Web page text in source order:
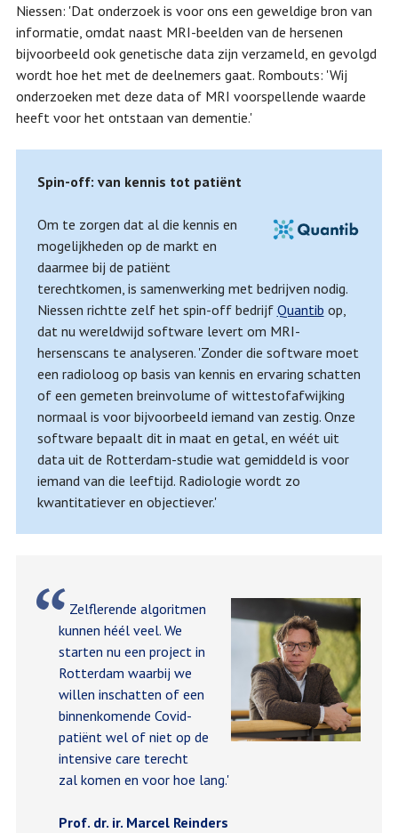
Niessen: 'Dat onderzoek is voor ons een geweldige bron van
informatie, omdat naast MRI-beelden van de hersenen
bijvoorbeeld ook genetische data zijn verzameld, en gevolgd
wordt hoe het met de deelnemers gaat. Rombouts: 'Wij
onderzoeken met deze data of MRI voorspellende waarde
heeft voor het ontstaan van dementie.'
Spin-off: van kennis tot patiënt
Om te zorgen dat al die kennis en
mogelijkheden op de markt en
daarmee bij de patiënt
terechtkomen, is samenwerking met bedrijven nodig.
Niessen richtte zelf het spin-off bedrijf Quantib op,
dat nu wereldwijd software levert om MRI-
hersenscans te analyseren. 'Zonder die software moet
een radioloog op basis van kennis en ervaring schatten
of een gemeten breinvolume of wittestofafwijking
normaal is voor bijvoorbeeld iemand van zestig. Onze
software bepaalt dit in maat en getal, en wéét uit
data uit de Rotterdam-studie wat gemiddeld is voor
iemand van die leeftijd. Radiologie wordt zo
kwantitatiever en objectiever.'
Zelflerende algoritmen
kunnen héél veel. We
starten nu een project in
Rotterdam waarbij we
willen inschatten of een
binnenkomende Covid-
patiënt wel of niet op de
intensive care terecht
zal komen en voor hoe lang.'
Prof. dr. ir. Marcel Reinders